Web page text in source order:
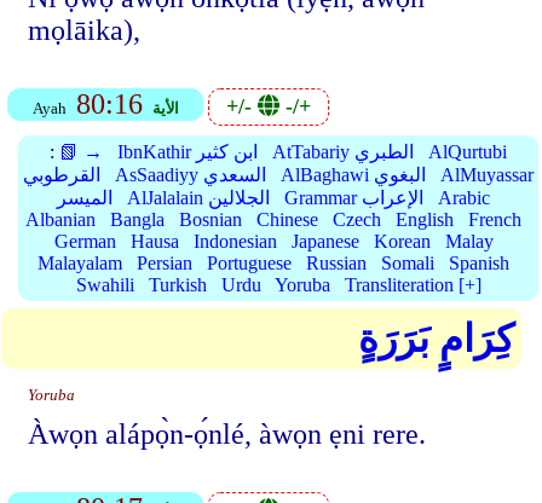
mọlāika),
Ayah 80:16 الأية +/- -/+
: 📗 → IbnKathir ابن كثير AtTabariy الطبري
AlQurtubi
القرطوبي
AsSaadiyy السعدي AlBaghawi البغوي
AlMuyassar
الميسر
AlJalalain الجلالين Grammar الإعراب
Arabic
Albanian
Bangla Bosnian Chinese Czech English
French
German
Hausa Indonesian Japanese Korean
Malay
Malayalam
Persian Portuguese Russian Somali
Spanish
Swahili
Turkish Urdu Yoruba Transliteration [+]
كِرَامٍ بَرَرَةٍ
Yoruba
Àwọn alápọ̀n-ọ́nlé, àwọn ẹni rere.